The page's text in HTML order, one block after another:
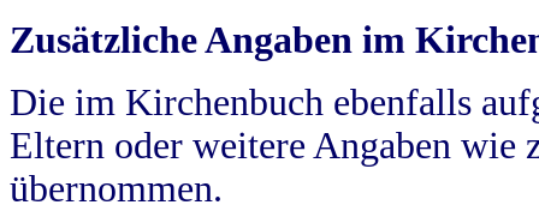
Zusätzliche Angaben im
Die im Kirchenbuch ebenfalls
Eltern oder weitere Angaben wie
übernommen.